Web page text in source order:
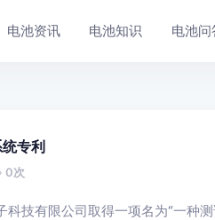
电池资讯 电池知识 电池问
专利
0次
技有限公司取得一项名为“一种